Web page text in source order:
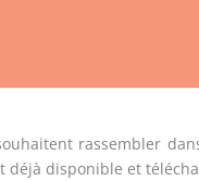
rassembler
déjà disponible et